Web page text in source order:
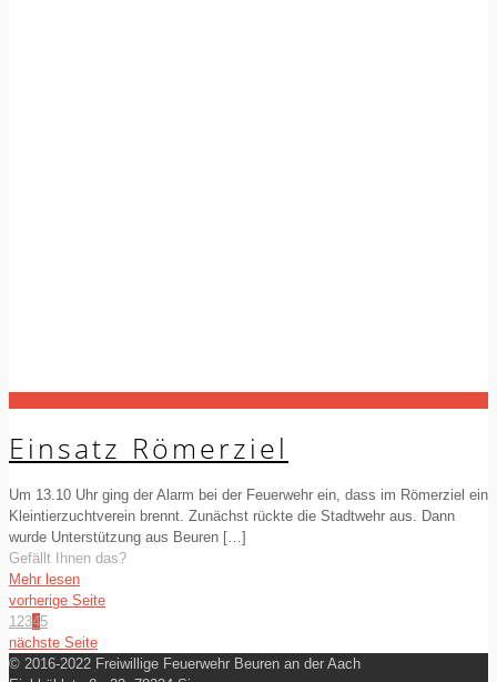
Einsatz Römerziel
Um 13.10 Uhr ging der Alarm bei der Feuerwehr ein, dass im Römerziel ein
Kleintierzuchtverein brennt. Zunächst rückte die Stadtwehr aus. Dann
wurde Unterstützung aus Beuren […]
Gefällt Ihnen das?
Mehr lesen
vorherige Seite
1 2345
nächste Seite
© 2016-2022 Freiwillige Feuerwehr Beuren an der Aach